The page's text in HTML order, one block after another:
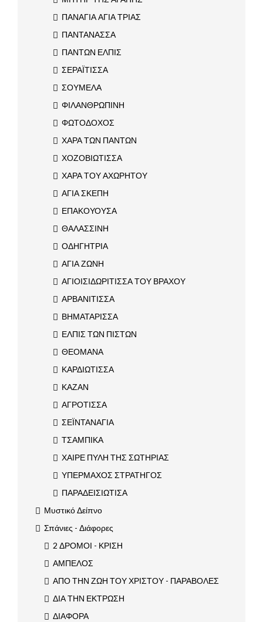
ΠΑΝΑΓΙΑ ΑΓΙΑ ΤΡΙΑΣ
ΠΑΝΤΑΝΑΣΣΑ
ΠΑΝΤΩΝ ΕΛΠΙΣ
ΣΕΡΑΪΤΙΣΣΑ
ΣΟΥΜΕΛΑ
ΦΙΛΑΝΘΡΩΠΙΝΗ
ΦΩΤΟΔΟΧΟΣ
ΧΑΡΑ ΤΩΝ ΠΑΝΤΩΝ
ΧΟΖΟΒΙΩΤΙΣΣΑ
ΧΑΡΑ ΤΟΥ ΑΧΩΡΗΤΟΥ
ΑΓΙΑ ΣΚΕΠΗ
ΕΠΑΚΟΥΟΥΣΑ
ΘΑΛΑΣΣΙΝΗ
ΟΔΗΓΗΤΡΙΑ
ΑΓΙΑ ΖΩΝΗ
ΑΓΙΟΙΣΙΔΩΡΙΤΙΣΣΑ ΤΟΥ ΒΡΑΧΟΥ
ΑΡΒΑΝΙΤΙΣΣΑ
ΒΗΜΑΤΑΡΙΣΣΑ
ΕΛΠΙΣ ΤΩΝ ΠΙΣΤΩΝ
ΘΕΟΜΑΝΑ
ΚΑΡΔΙΩΤΙΣΣΑ
ΚΑΖΑΝ
ΑΓΡΟΤΙΣΣΑ
ΣΕΪΝΤΑΝΑΓΙΑ
ΤΣΑΜΠΙΚΑ
ΧΑΙΡΕ ΠΥΛΗ ΤΗΣ ΣΩΤΗΡΙΑΣ
ΥΠΕΡΜΑΧΟΣ ΣΤΡΑΤΗΓΟΣ
ΠΑΡΑΔΕΙΣΙΩΤΙΣΑ
Μυστικό Δείπνο
Σπάνιες - Διάφορες
2 ΔΡΟΜΟΙ - ΚΡΙΣΗ
ΑΜΠΕΛΟΣ
ΑΠΟ ΤΗΝ ΖΩΗ ΤΟΥ ΧΡΙΣΤΟΥ - ΠΑΡΑΒΟΛΕΣ
ΔΙΑ ΤΗΝ ΕΚΤΡΩΣΗ
ΔΙΑΦΟΡΑ